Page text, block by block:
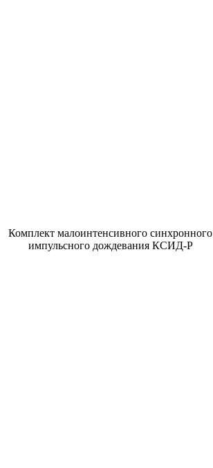
Комплект малоинтенсивного синхронного
импульсного дождевания КСИД-Р